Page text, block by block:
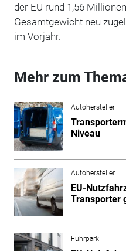
der EU rund 1,56
Gesamtgewicht neu
im Vorjahr.
Mehr zum
Autohersteller
Niveau
Autohersteller
EU-
Transporter
Fuhrpark